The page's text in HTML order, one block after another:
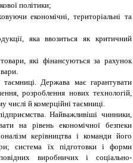
політики;
економічні, територіальні та
яка ввозиться як критичний
які фінансуються за рахунок
таємниці. Держава має гарантувати
розроблення нових технологій,
числі й комерційні таємниці.
Найважливіші чинники,
на рівень економічної безпеки
керівництва і команди його
система їх підготовки і форми
виробничих і соціально-